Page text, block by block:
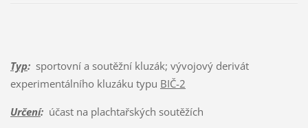
Typ:sportovní a soutěžní kluzák; vývojový derivát
experimentálního kluzáku typu BIČ-2
Určení:účast na plachtařských soutěžích